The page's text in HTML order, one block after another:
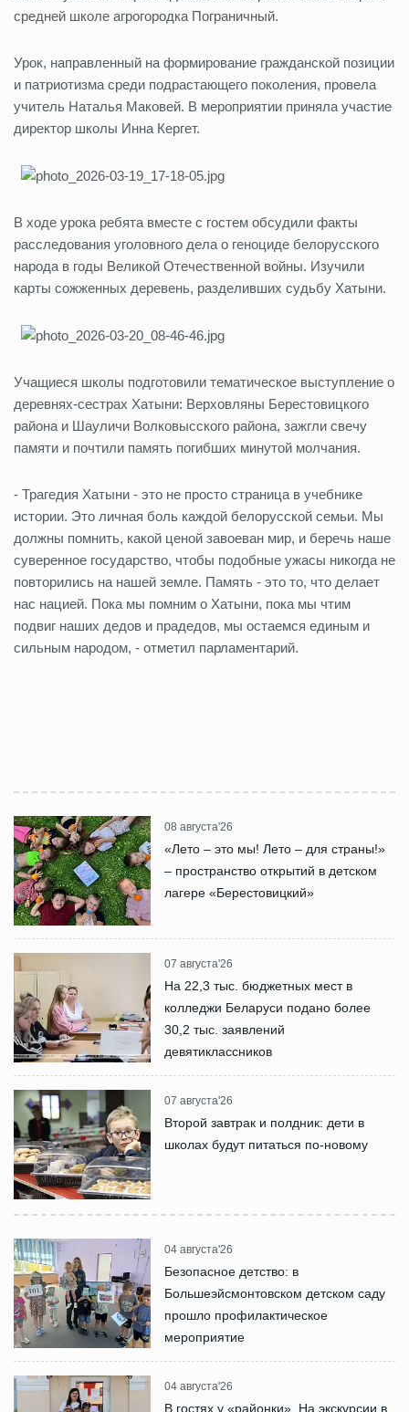
средней школе агрогородка Пограничный.
Урок, направленный на формирование гражданской позиции
и патриотизма среди подрастающего поколения, провела
учитель Наталья Маковей. В мероприятии приняла участие
директор школы Инна Кергет.
В ходе урока ребята вместе с гостем обсудили факты
расследования уголовного дела о геноциде белорусского
народа в годы Великой Отечественной войны. Изучили
карты сожженных деревень, разделивших судьбу Хатыни.
Учащиеся школы подготовили тематическое выступление о
деревнях-сестрах Хатыни: Верховляны Берестовицкого
района и Шауличи Волковысского района, зажгли свечу
памяти и почтили память погибших минутой молчания.
- Трагедия Хатыни - это не просто страница в учебнике
истории. Это личная боль каждой белорусской семьи. Мы
должны помнить, какой ценой завоеван мир, и беречь наше
суверенное государство, чтобы подобные ужасы никогда не
повторились на нашей земле. Память - это то, что делает
нас нацией. Пока мы помним о Хатыни, пока мы чтим
подвиг наших дедов и прадедов, мы остаемся единым и
сильным народом, - отметил парламентарий.
08 августа'26
«Лето – это мы! Лето – для страны!»
– пространство открытий в детском
лагере «Берестовицкий»
07 августа'26
На 22,3 тыс. бюджетных мест в
колледжи Беларуси подано более
30,2 тыс. заявлений
девятиклассников
07 августа'26
Второй завтрак и полдник: дети в
школах будут питаться по-новому
04 августа'26
Безопасное детство: в
Большеэйсмонтовском детском саду
прошло профилактическое
мероприятие
04 августа'26
В гостях у «районки». На экскурсии в